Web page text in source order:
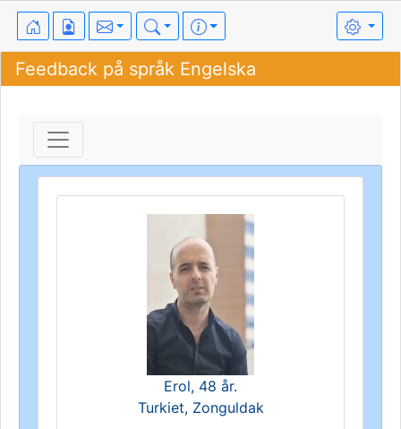
Feedback på språk Engelska
Erol, 48 år.
Turkiet, Zonguldak